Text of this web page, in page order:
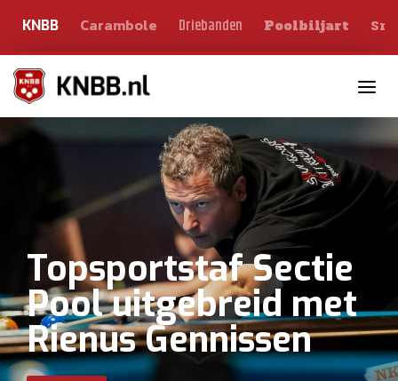
KNBB Carambole Driebanden Poolbiljart
Topsportstaf Sectie
Pool uitgebreid met
Rienus Gennissen